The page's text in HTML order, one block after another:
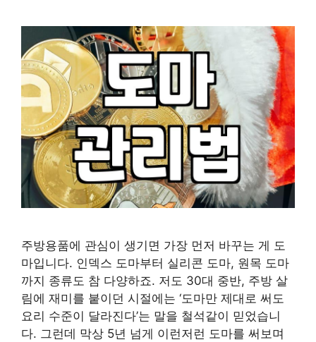
주방용품에 관심이 생기면 가장 먼저 바꾸는 게 도
마입니다. 인덱스 도마부터 실리콘 도마, 원목 도마
까지 종류도 참 다양하죠. 저도 30대 중반, 주방 살
림에 재미를 붙이던 시절에는 ‘도마만 제대로 써도
요리 수준이 달라진다’는 말을 철석같이 믿었습니
다. 그런데 막상 5년 넘게 이런저런 도마를 써보며